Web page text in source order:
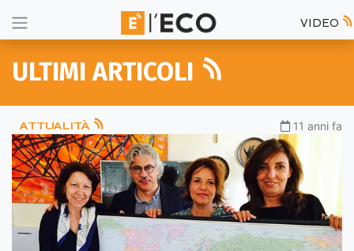
VIDEO
ULTIMI ARTICOLI
ATTUALITÀ 11 anni fa